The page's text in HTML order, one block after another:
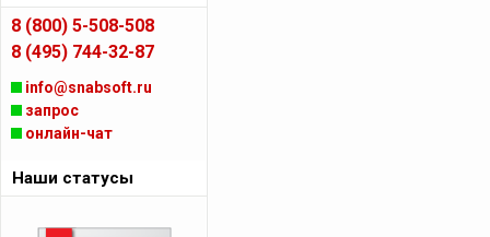
8 (800) 5-508-508
8 (495) 744-32-87
info@snabsoft.ru
запрос
онлайн-чат
Наши статусы